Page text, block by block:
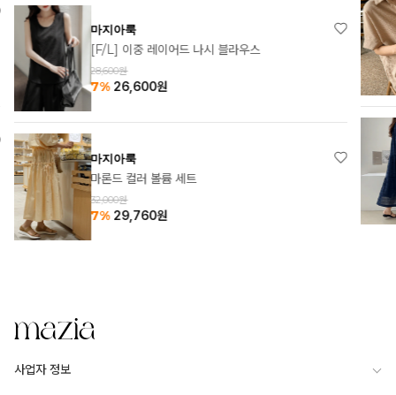
[1+1] 알른 소프 카라 원피스
63,000원
37% 39,900
마지아룩
셀리나 롱 원피스
54,000원
7% 50,220
사업자 정보